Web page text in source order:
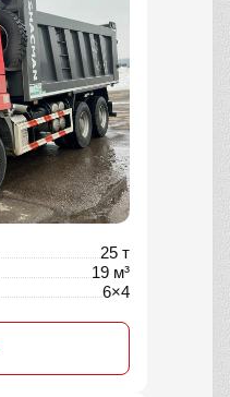
25 т
19 м³
6×4